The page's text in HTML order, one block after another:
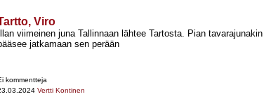
Viro
Illan viimeinen juna Tallinnaan lähtee Tartosta. Pian tavarajunakin
jatkamaan sen perään
kommentteja
Vertti Kontinen